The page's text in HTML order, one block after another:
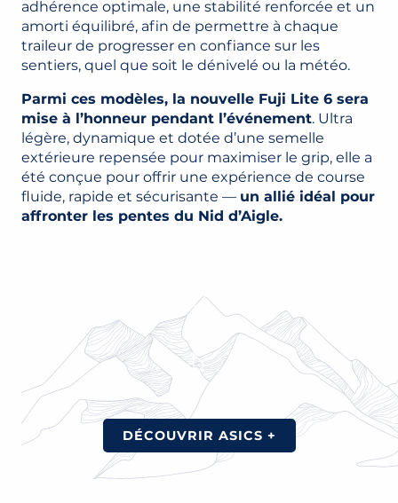
adhérence optimale, une stabilité renforcée et un
amorti équilibré, afin de permettre à chaque
traileur de progresser en confiance sur les
sentiers, quel que soit le dénivelé ou la météo.
Parmi ces modèles, la nouvelle Fuji Lite 6 sera
mise à l’honneur pendant l’événement. Ultra
légère, dynamique et dotée d’une semelle
extérieure repensée pour maximiser le grip, elle a
été conçue pour offrir une expérience de course
fluide, rapide et sécurisante — un allié idéal pour
affronter les pentes du Nid d’Aigle.
DÉCOUVRIR ASICS +